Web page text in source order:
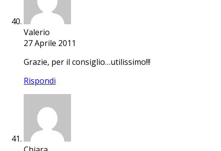
Valerio
27 Aprile 2011
Grazie, per il consiglio…utilissimo!!!
Rispondi